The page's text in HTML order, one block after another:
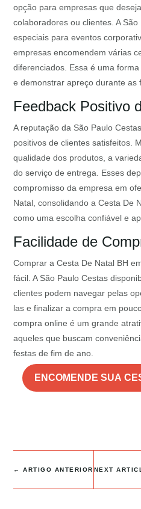
opção para empresas que
colaboradores ou clientes. A
especiais para eventos
empresas encomendem várias
diferenciados. Essa é uma
e demonstrar apreço durante as
Feedback Positivo
A reputação da São Paulo
positivos de clientes satisfeitos.
qualidade dos produtos, a
do serviço de entrega. Esses
compromisso da empresa em
Natal, consolidando a Cesta De
como uma escolha confiável e
Facilidade de
Comprar a Cesta De Natal BH
fácil. A São Paulo Cestas
clientes podem navegar pelas
las e finalizar a compra em
compra online é um grande
aqueles que buscam
festas de fim de ano.
ENCOMENDE SUA
←ARTIGO ANTERIOR NEXT